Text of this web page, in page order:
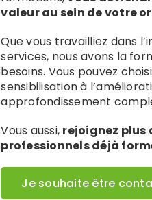
valeur au sein de votre
Que vous travailliez dans
services, nous avons la
besoins. Vous pouvez
sensibilisation à
approfondissement
Vous aussi, rejoignez plus
professionnels déjà
Je souhaite être